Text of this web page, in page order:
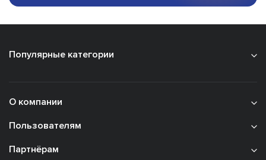
Популярные категории
О компании
Пользователям
Партнёрам